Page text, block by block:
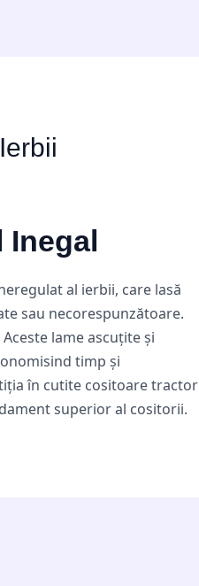
al ierbii, care lasă
sau necorespunzătoare.
lame ascuțite și
timp și
în cutite cositoare tractor
superior al cositorii.